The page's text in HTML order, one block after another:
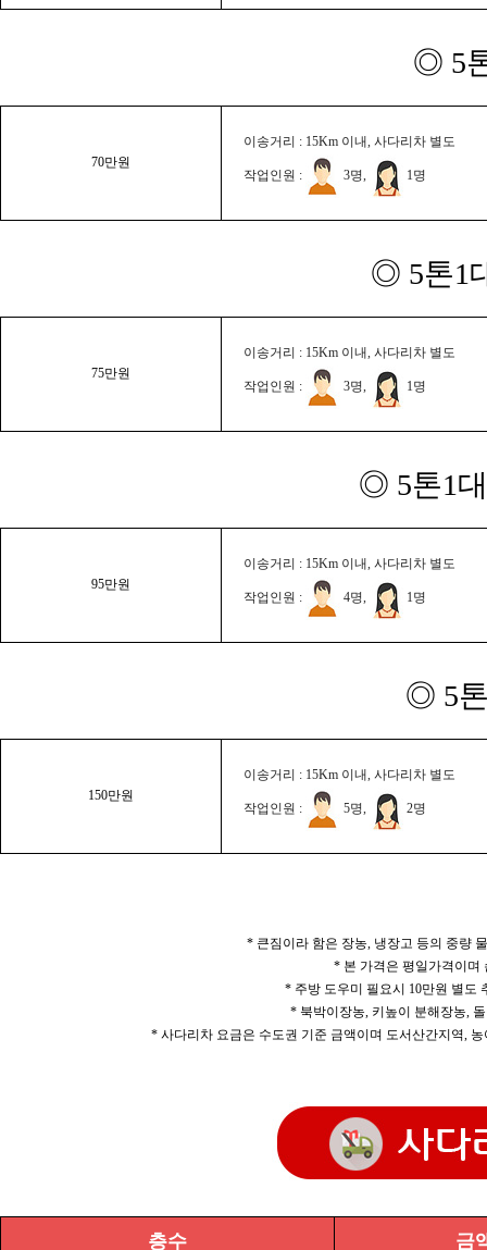
◎ 5
70만원
이송거리 : 15Km 이내, 사다리차 별도
작업인원 : 3명, 1명
◎ 5톤1
75만원
이송거리 : 15Km 이내, 사다리차 별도
작업인원 : 3명, 1명
◎ 5톤1
95만원
이송거리 : 15Km 이내, 사다리차 별도
작업인원 : 4명, 1명
◎ 5
150만원
이송거리 : 15Km 이내, 사다리차 별도
작업인원 : 5명, 2명
* 큰짐이라 함은 장농, 냉장고 등의 중량
* 본 가격은 평일가격이며
* 주방 도우미 필요시 10만원 별도
* 북박이장농, 키높이 분해장농,
* 사다리차 요금은 수도권 기준 금액이며 도서산간지역,
층수 금